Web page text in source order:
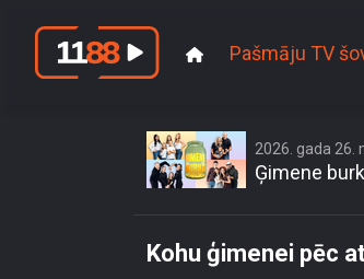
Pašmāju TV
2026. gada 26.
Ģimene
Kohu ģimenei pēc